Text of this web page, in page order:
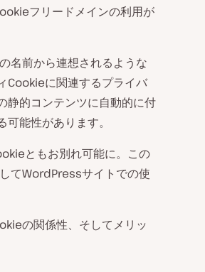
フリードメインの利用が
名前から連想されるような
Cookieに関連するプライバ
静的コンテンツに自動的に付
能性があります。
ともお別れ可能に。この
てWordPressサイトでの使
の関係性、そしてメリッ